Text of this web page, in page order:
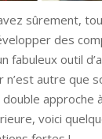
sûrement,
des
fabuleux outil
n’est autre que
approche
voici